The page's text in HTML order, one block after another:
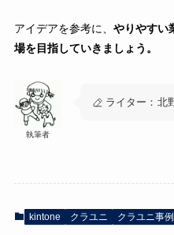
アイデアを参考に、 やりやすい
場を目指していきましょう。
執筆者
ライター： 北
kintone クラユニ クラユニ事